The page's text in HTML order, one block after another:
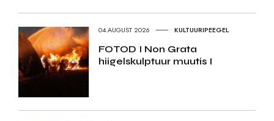
04.AUGUST 2026 KULTUURIPEEGEL
FOTOD I Non Grata
hiigelskulptuur muutis I